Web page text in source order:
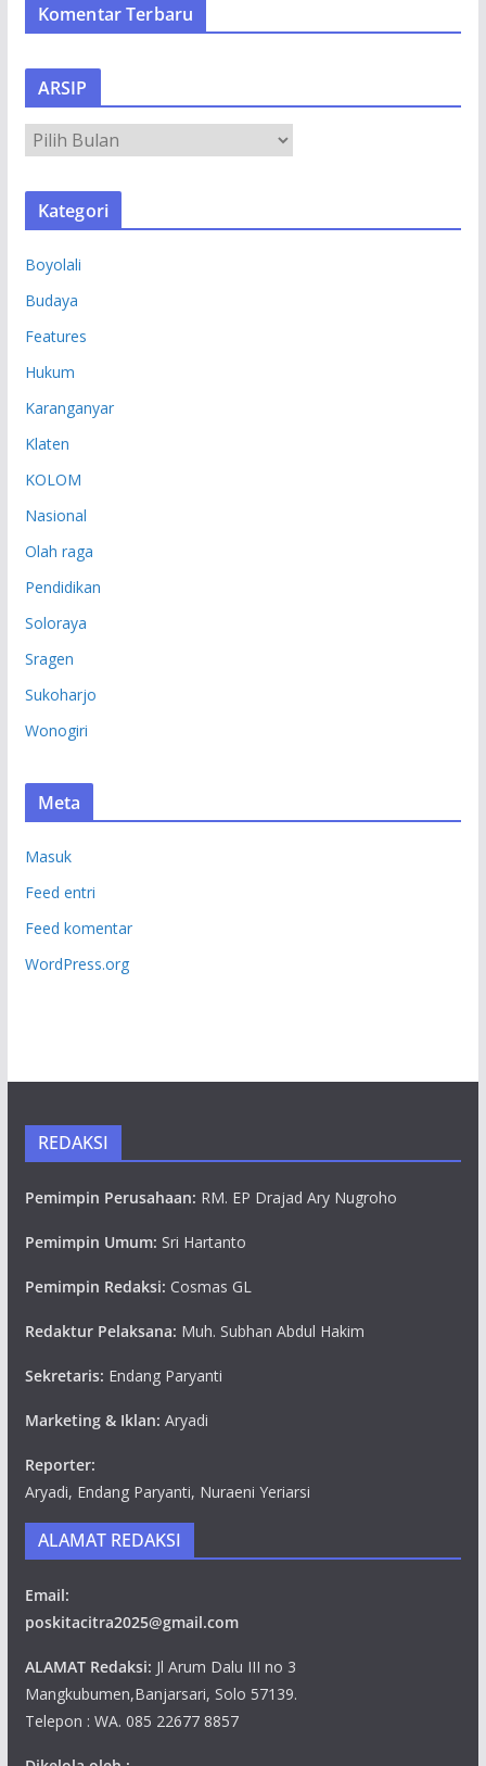
Komentar Terbaru
ARSIP
R
S
Kategori
Boyolali
Budaya
Features
Hukum
Karanganyar
Klaten
KOLOM
Nasional
Olah raga
Pendidikan
Soloraya
Sragen
Sukoharjo
Wonogiri
Meta
Masuk
Feed entri
Feed komentar
WordPress.org
REDAKSI
Pemimpin Perusahaan: RM. EP Drajad Ary Nugroho
Pemimpin Umum: Sri Hartanto
Pemimpin Redaksi: Cosmas GL
Redaktur Pelaksana: Muh. Subhan Abdul Hakim
Sekretaris: Endang Paryanti
Marketing & Iklan: Aryadi
Reporter:
Aryadi, Endang Paryanti, Nuraeni Yeriarsi
ALAMAT REDAKSI
Email:
poskitacitra2025@gmail.com
ALAMAT Redaksi: Jl Arum Dalu III no 3
Mangkubumen,Banjarsari, Solo 57139.
Telepon : WA. 085 22677 8857